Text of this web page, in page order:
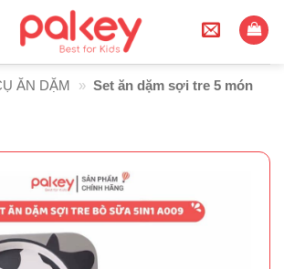
ĂN DẶM » Set ăn dặm sợi tre 5 món